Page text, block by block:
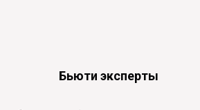
Бьюти эксперты